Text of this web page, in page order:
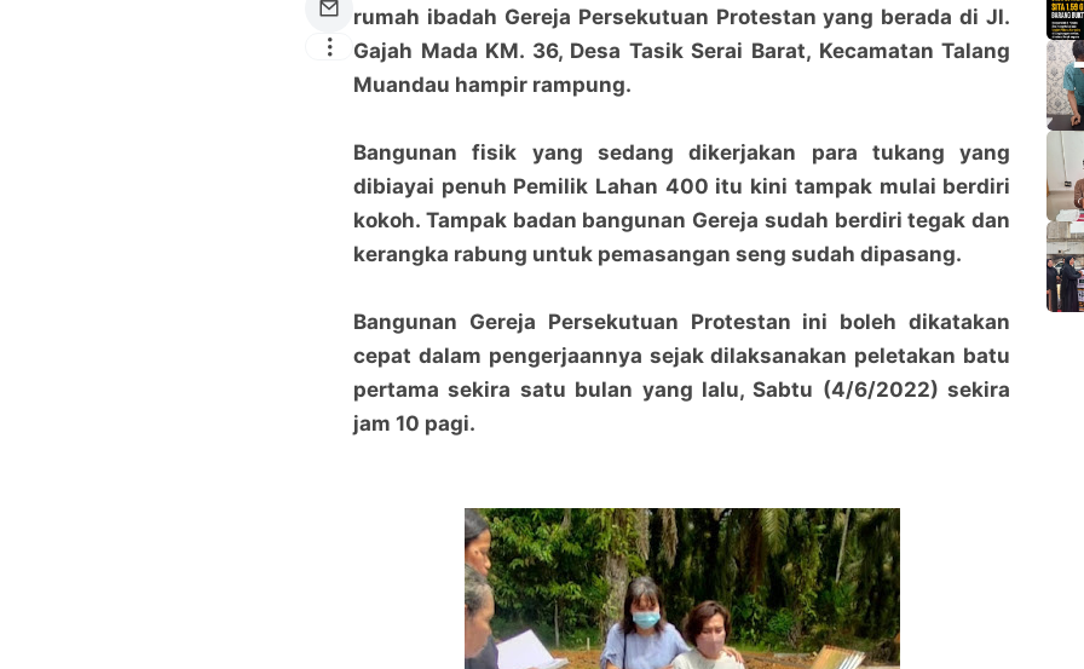
rumah ibadah Gereja Persekutuan Protestan yang berada di Jl.
Gajah Mada KM. 36, Desa Tasik Serai Barat, Kecamatan Talang
Muandau hampir rampung.
Bangunan fisik yang sedang dikerjakan para tukang yang
dibiayai penuh Pemilik Lahan 400 itu kini tampak mulai berdiri
kokoh. Tampak badan bangunan Gereja sudah berdiri tegak dan
kerangka rabung untuk pemasangan seng sudah dipasang.
Bangunan Gereja Persekutuan Protestan ini boleh dikatakan
cepat dalam pengerjaannya sejak dilaksanakan peletakan batu
pertama sekira satu bulan yang lalu, Sabtu (4/6/2022) sekira
jam 10 pagi.